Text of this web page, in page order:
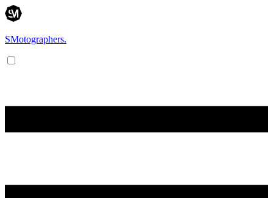
SMotographers.